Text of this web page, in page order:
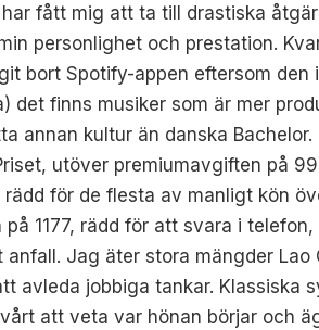
fått mig att ta till drastiska
personlighet och prestation.
bort Spotify-appen eftersom
det finns musiker som är mer
annan kultur än danska
utöver premiumavgiften på
rädd för de flesta av manligt kön
på 1177, rädd för att svara i
anfall. Jag äter stora mängder
avleda jobbiga tankar. Klassiska
att veta var hönan börjar och